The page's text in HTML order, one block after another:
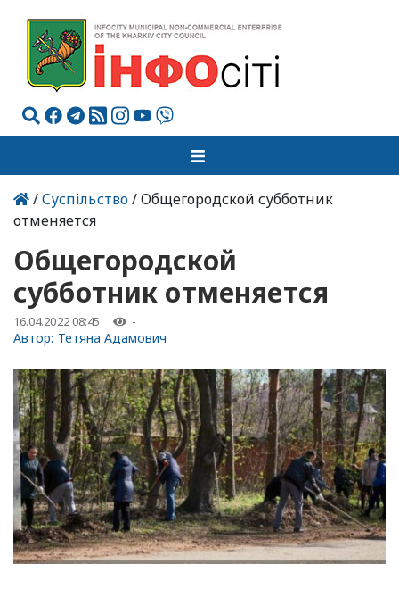
/Суспільство/ Общегородской субботник
отменяется
Общегородской
субботник отменяется
16.04.2022 08:45 -
Автор: Тетяна Адамович